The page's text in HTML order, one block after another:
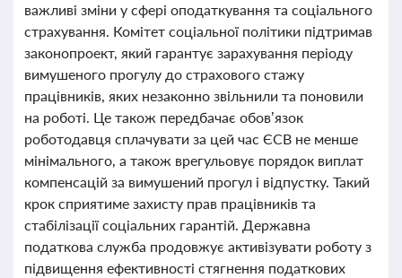
важливі зміни у сфері оподаткування та соціального
страхування. Комітет соціальної політики підтримав
законопроект, який гарантує зарахування періоду
вимушеного прогулу до страхового стажу
працівників, яких незаконно звільнили та поновили
на роботі. Це також передбачає обов’язок
роботодавця сплачувати за цей час ЄСВ не менше
мінімального, а також врегульовує порядок виплат
компенсацій за вимушений прогул і відпустку. Такий
крок сприятиме захисту прав працівників та
стабілізації соціальних гарантій. Державна
податкова служба продовжує активізувати роботу з
підвищення ефективності стягнення податкових